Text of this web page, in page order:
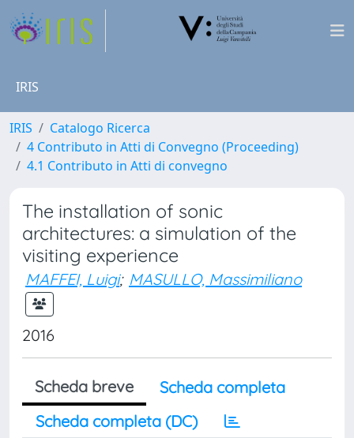
IRIS
IRIS
Catalogo Ricerca
4 Contributo in Atti di Convegno (Proceeding)
4.1 Contributo in Atti di convegno
The installation of sonic
architectures: a simulation of the
visiting experience
MAFFEI, Luigi; MASULLO, Massimiliano
2016
Scheda breve
Scheda completa
Scheda completa (DC)